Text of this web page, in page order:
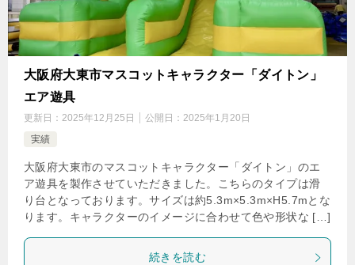
大阪府大東市マスコットキャラクター「ダイトン」
エア遊具
更新日： 2025年12月25日 公開日： 2025年1月20日
実績
大阪府大東市のマスコットキャラクター「ダイトン」のエ
ア遊具を製作させていただきました。こちらのタイプは滑
り台となっております。サイズは約5.3m×5.3m×H5.7mとな
ります。キャラクターのイメージに合わせて色や形状な […]
続きを読む